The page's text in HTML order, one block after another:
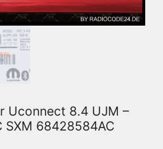
Uconnect 8.4 UJM –
SXM 68428584AC